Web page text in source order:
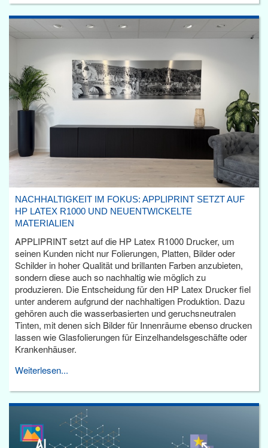
NACHHALTIGKEIT IM FOKUS: APPLIPRINT SETZT AUF
HP LATEX R1000 UND NEUENTWICKELTE
MATERIALIEN
APPLIPRINT setzt auf die HP Latex R1000 Drucker, um
seinen Kunden nicht nur Folierungen, Platten, Bilder oder
Schilder in hoher Qualität und brillanten Farben anzubieten,
sondern diese auch so nachhaltig wie möglich zu
produzieren. Die Entscheidung für den HP Latex Drucker fiel
unter anderem aufgrund der nachhaltigen Produktion. Dazu
gehören auch die wasserbasierten und geruchsneutralen
Tinten, mit denen sich Bilder für Innenräume ebenso drucken
lassen wie Glasfolierungen für Einzelhandelsgeschäfte oder
Krankenhäuser.
Weiterlesen...